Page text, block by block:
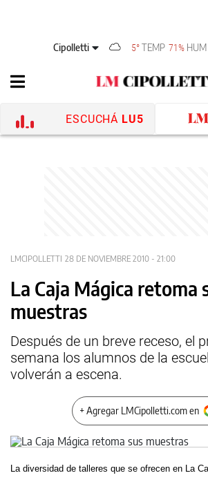
Cipolletti 5° TEMP 71% HUM
ESCUCHÁ LU5
LMCIPOLLETTI 28 DE NOVIEMBRE 2010 - 21:00
La Caja Mágica retoma
muestras
Después de un breve receso, el
semana los alumnos de la
volverán a escena.
+ Agregar LMCipolletti.com en
La diversidad de talleres que se ofrecen en La